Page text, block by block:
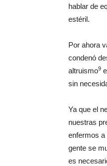
hablar de
estéril.
Por ahora
condenó
altruismo9
sin
Ya que el
nuestras
enfermos a
gente se
es